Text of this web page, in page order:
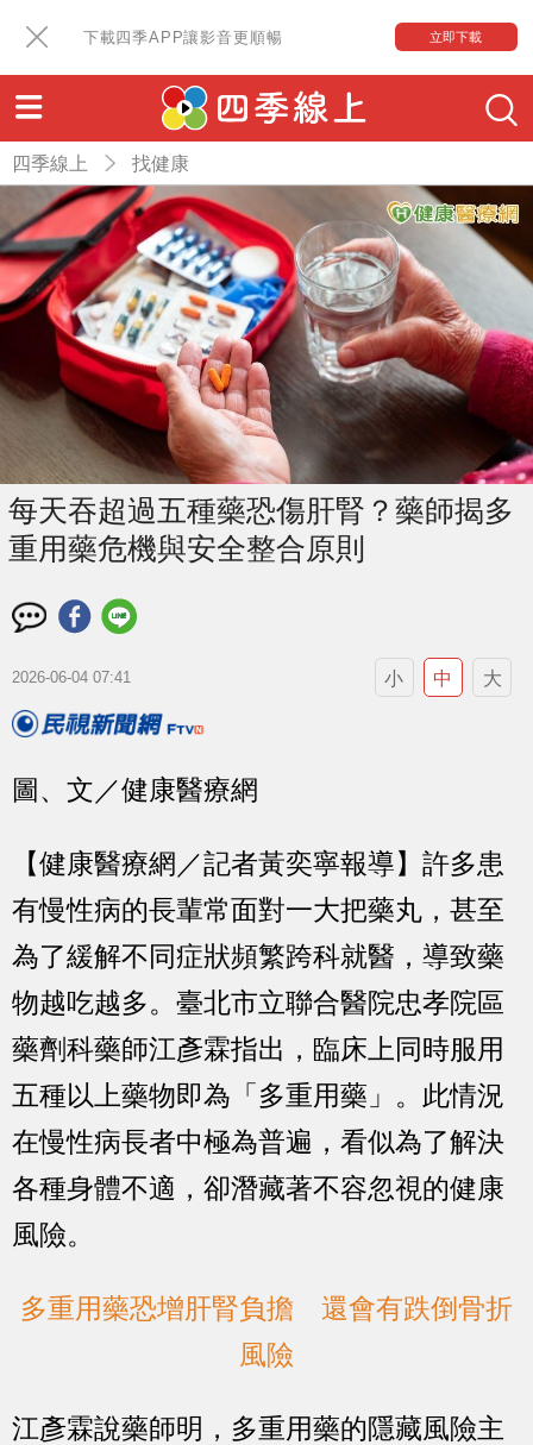
下載四季APP讓影音更順暢 立即下載
四季線上 找健康
每天吞超過五種藥恐傷肝腎？藥師揭多
重用藥危機與安全整合原則
2026-06-04 07:41 小 中 大
圖、文／健康醫療網
【健康醫療網／記者黃奕寧報導】許多患
有慢性病的長輩常面對一大把藥丸，甚至
為了緩解不同症狀頻繁跨科就醫，導致藥
物越吃越多。臺北市立聯合醫院忠孝院區
藥劑科藥師江彥霖指出，臨床上同時服用
五種以上藥物即為「多重用藥」。此情況
在慢性病長者中極為普遍，看似為了解決
各種身體不適，卻潛藏著不容忽視的健康
風險。
多重用藥恐增肝腎負擔 還會有跌倒骨折
風險
江彥霖說藥師明，多重用藥的隱藏風險主